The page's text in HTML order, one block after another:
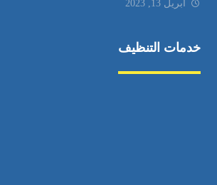
أبريل 13, 2023
خدمات التنظيف